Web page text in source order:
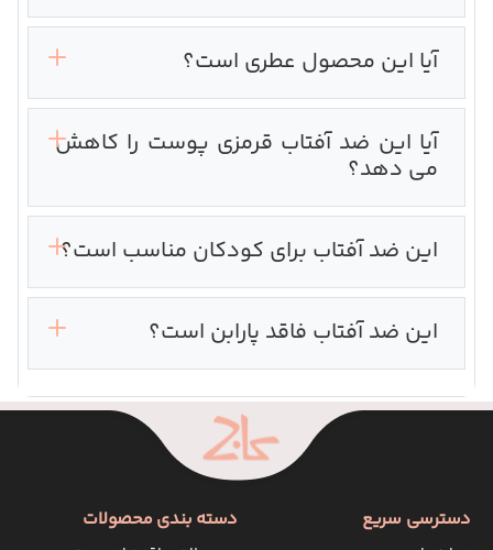
آیا این محصول عطری است؟
آیا این ضد آفتاب قرمزی پوست را کاهش
می دهد؟
این ضد آفتاب برای کودکان مناسب است؟
این ضد آفتاب فاقد پارابن است؟
دسترسی سریع دسته بندی محصولات